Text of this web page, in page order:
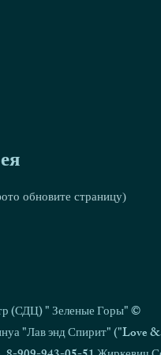
обновите страницу)
(СДЦ) " Зеленые Горы" ©
"Лав энд Спирит" ("Love